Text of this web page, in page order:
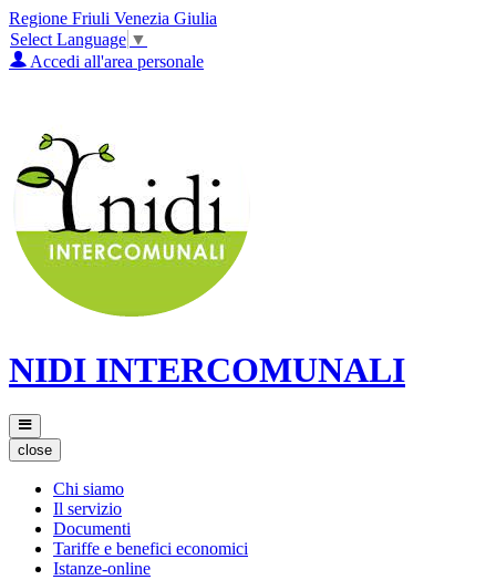
Regione Friuli Venezia Giulia
Select Language ▼
Accedi all'area personale
NIDI INTERCOMUNALI
close
Chi siamo
Il servizio
Documenti
Tariffe e benefici economici
Istanze-online